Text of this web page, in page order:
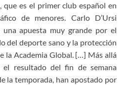
que es el primer club español en
de menores. Carlo D’Ursi
apuesta muy grande por el
del deporte sano y la protección
la Academia Global. […] Más allá
resultado del fin de semana
la temporada, han apostado por